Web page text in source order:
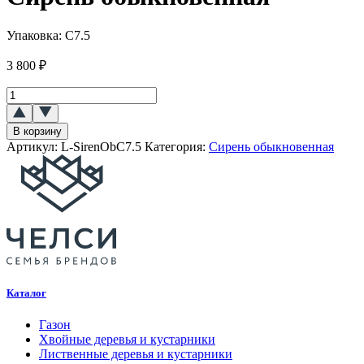
Упаковка: C7.5
3 800 ₽
Количество
товара
Сирень
обыкновенная
В корзину
Артикул: L-SirenObC7.5 Категория: Сирень обыкновенная
Каталог
Газон
Хвойные деревья и кустарники
Лиственные деревья и кустарники